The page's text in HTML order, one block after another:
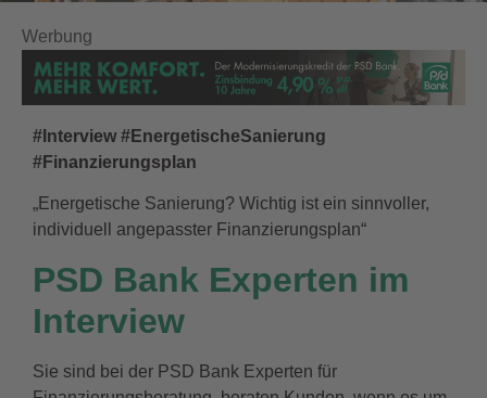
Werbung
#Interview #EnergetischeSanierung
#Finanzierungsplan
„Energetische Sanierung? Wichtig ist ein sinnvoller,
individuell angepasster Finanzierungsplan“
PSD Bank Experten im
Interview
Sie sind bei der PSD Bank Experten für